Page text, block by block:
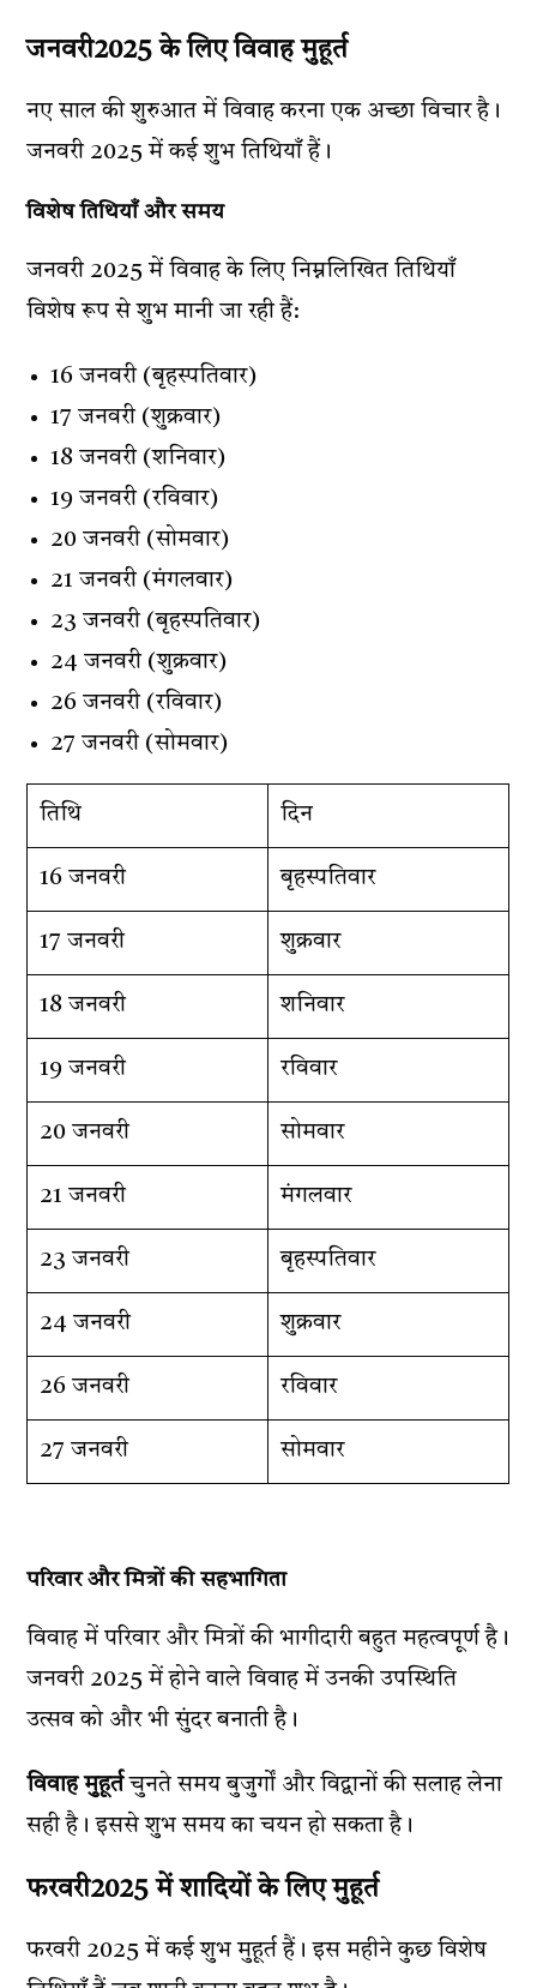
जनवरी2025 के लिए विवाह मुहूर्त
नए साल की शुरुआत में विवाह करना एक अच्छा विचार है।
जनवरी 2025 में कई शुभ तिथियाँ हैं।
विशेष तिथियाँ और समय
जनवरी 2025 में विवाह के लिए निम्नलिखित तिथियाँ
विशेष रूप से शुभ मानी जा रही हैं:
16 जनवरी (बृहस्पतिवार)
17 जनवरी (शुक्रवार)
18 जनवरी (शनिवार)
19 जनवरी (रविवार)
20 जनवरी (सोमवार)
21 जनवरी (मंगलवार)
23 जनवरी (बृहस्पतिवार)
24 जनवरी (शुक्रवार)
26 जनवरी (रविवार)
27 जनवरी (सोमवार)
तिथि दिन
16 जनवरी बृहस्पतिवार
17 जनवरी शुक्रवार
18 जनवरी शनिवार
19 जनवरी रविवार
20 जनवरी सोमवार
21 जनवरी मंगलवार
23 जनवरी बृहस्पतिवार
24 जनवरी शुक्रवार
26 जनवरी रविवार
27 जनवरी सोमवार
परिवार और मित्रों की सहभागिता
विवाह में परिवार और मित्रों की भागीदारी बहुत महत्वपूर्ण है।
जनवरी 2025 में होने वाले विवाह में उनकी उपस्थिति
उत्सव को और भी सुंदर बनाती है।
विवाह मुहूर्तचुनते समय बुजुर्गों और विद्वानों की सलाह लेना
सही है। इससे शुभ समय का चयन हो सकता है।
फरवरी2025 में शादियों के लिए मुहूर्त
फरवरी 2025 में कई शुभ मुहूर्त हैं। इस महीने कुछ विशेष